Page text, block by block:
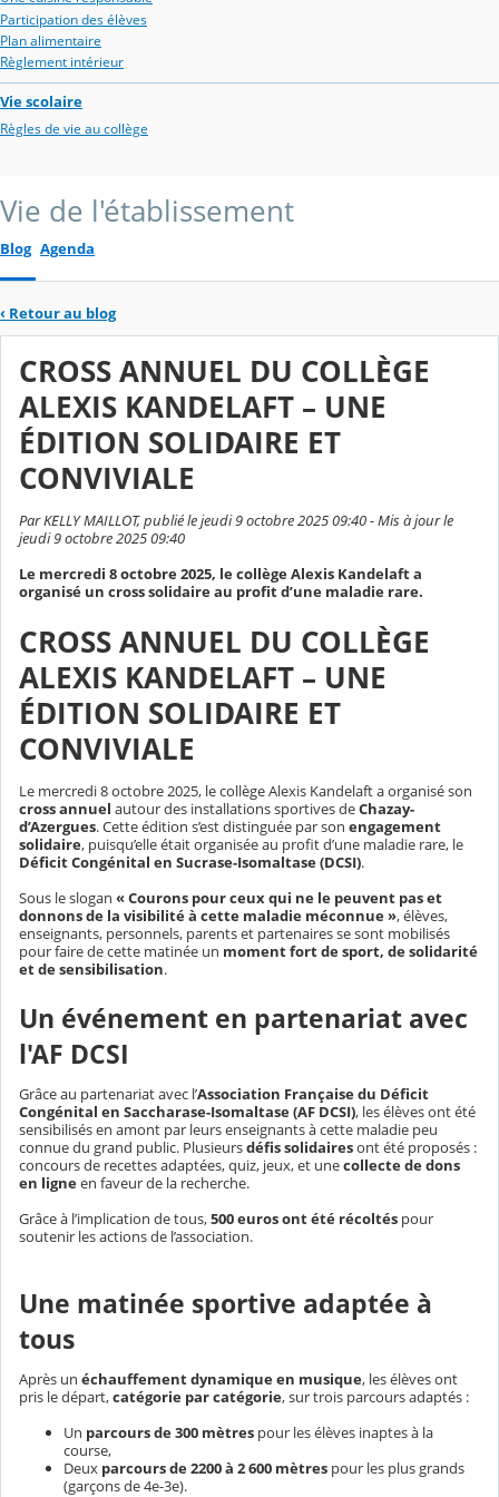
Participation des élèves
Plan alimentaire
Règlement intérieur
Vie scolaire
Règles de vie au collège
Vie de l'établissement
Blog Agenda
‹ Retour au blog
CROSS ANNUEL DU COLLÈGE
ALEXIS KANDELAFT – UNE
ÉDITION SOLIDAIRE ET
CONVIVIALE
Par KELLY MAILLOT, publié le jeudi 9 octobre 2025 09:40 - Mis à jour le
jeudi 9 octobre 2025 09:40
Le mercredi 8 octobre 2025, le collège Alexis Kandelaft a
organisé un cross solidaire au profit d’une maladie rare.
CROSS ANNUEL DU COLLÈGE
ALEXIS KANDELAFT – UNE
ÉDITION SOLIDAIRE ET
CONVIVIALE
Le mercredi 8 octobre 2025, le collège Alexis Kandelaft a organisé son
cross annuel autour des installations sportives deChazay-
d’Azergues. Cette édition s’est distinguée par son engagement
solidaire, puisqu’elle était organisée au profit d’une maladie rare, le
Déficit Congénital en Sucrase-Isomaltase (DCSI).
Sous le slogan « Courons pour ceux qui ne le peuvent pas et
donnons de la visibilité à cette maladie méconnue », élèves,
enseignants, personnels, parents et partenaires se sont mobilisés
pour faire de cette matinée un moment fort de sport, de solidarité
et de sensibilisation.
Un événement en partenariat avec
l'AF DCSI
Grâce au partenariat avec l’Association Française du Déficit
Congénital en Saccharase-Isomaltase (AF DCSI), les élèves ont été
sensibilisés en amont par leurs enseignants à cette maladie peu
connue du grand public. Plusieursdéfis solidairesont été proposés :
concours de recettes adaptées, quiz, jeux, et unecollecte de dons
en ligneen faveur de la recherche.
Grâce à l’implication de tous,500 euros ont été récoltés pour
soutenir les actions de l’association.
Une matinée sportive adaptée à
tous
Après un échauffement dynamique en musique, les élèves ont
pris le départ,catégorie par catégorie, sur trois parcours adaptés :
Un parcours de 300 mètres pour les élèves inaptes à la
course,
Deux parcours de 2200 à 2 600 mètres pour les plus grands
(garçons de 4e-3e).